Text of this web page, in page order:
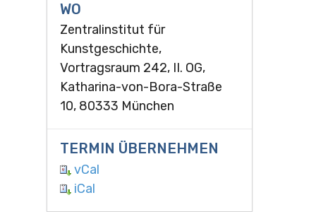
WO
Zentralinstitut für
Kunstgeschichte,
Vortragsraum 242, II. OG,
Katharina-von-Bora-Straße
10, 80333 München
TERMIN ÜBERNEHMEN
vCal
iCal